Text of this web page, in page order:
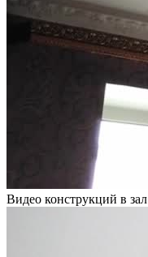
Видео конструкций в зал